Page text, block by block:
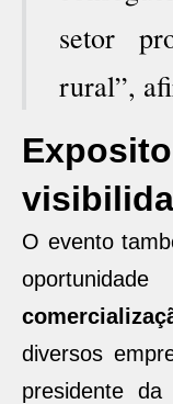
setor
rural”,
O evento
diversos
presidente da